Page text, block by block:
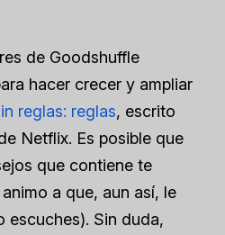
de Goodshuffle
hacer crecer y ampliar
reglas: reglas, escrito
Netflix. Es posible que
que contiene te
a que, aun así, le
escuches). Sin duda,